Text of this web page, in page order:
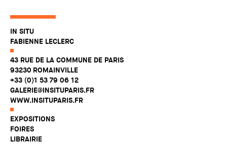
IN SITU
FABIENNE LECLERC
43 RUE DE LA COMMUNE DE PARIS
93230 ROMAINVILLE
+33 (0)1 53 79 06 12
GALERIE@INSITUPARIS.FR
WWW.INSITUPARIS.FR
EXPOSITIONS
FOIRES
LIBRAIRIE